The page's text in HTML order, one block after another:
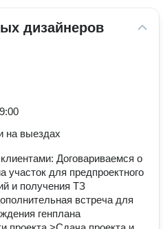
дизайнеров
на выездах
Договариваемся о
для предпроектного
и получения ТЗ
встреча для
генплана